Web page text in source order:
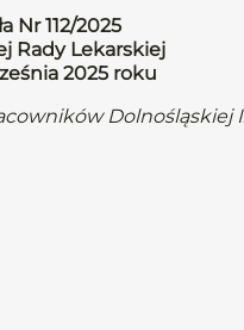
Nr 112/2025
Rady Lekarskiej
2025 roku
Dolnośląskiej